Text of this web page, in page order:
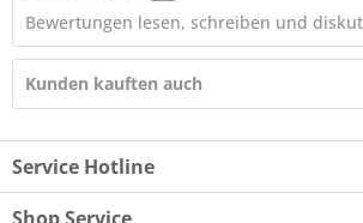
Bewertungen lesen, schreiben und
Kunden kauften auch
Service Hotline